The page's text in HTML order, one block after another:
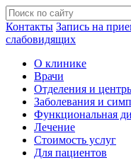
Контакты Запись на
слабовидящих
О клинике
Врачи
Отделения и
Заболевания и
Функциональная
Лечение
Стоимость услуг
Для пациентов